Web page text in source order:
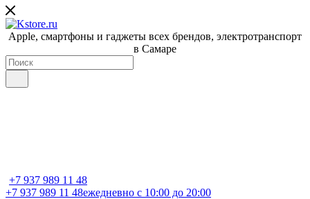
Apple, cмартфоны и гаджеты всех брендов, электротранспорт
в Самаре
+7 937 989 11 48
+7 937 989 11 48ежедневно с 10:00 до 20:00